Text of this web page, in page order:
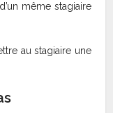
même stagiaire
au stagiaire une